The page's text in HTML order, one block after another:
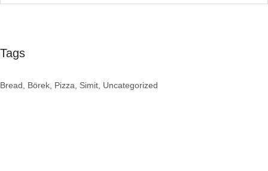
Tags
Bread Börek Pizza Simit Uncategorized